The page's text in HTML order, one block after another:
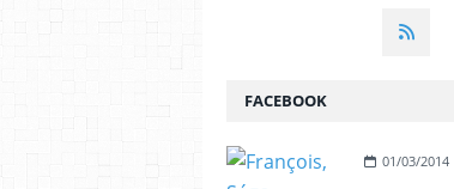
FACEBOOK
01/03/2014